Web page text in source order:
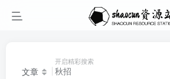
文章
开启精彩搜索